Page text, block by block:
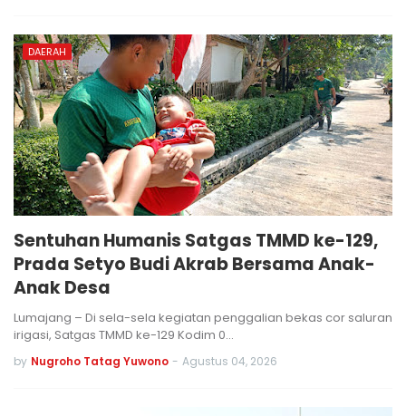
DAERAH
Sentuhan Humanis Satgas TMMD ke-129,
Prada Setyo Budi Akrab Bersama Anak-
Anak Desa
Lumajang – Di sela-sela kegiatan penggalian bekas cor saluran
irigasi, Satgas TMMD ke-129 Kodim 0…
by Nugroho Tatag Yuwono - Agustus 04, 2026